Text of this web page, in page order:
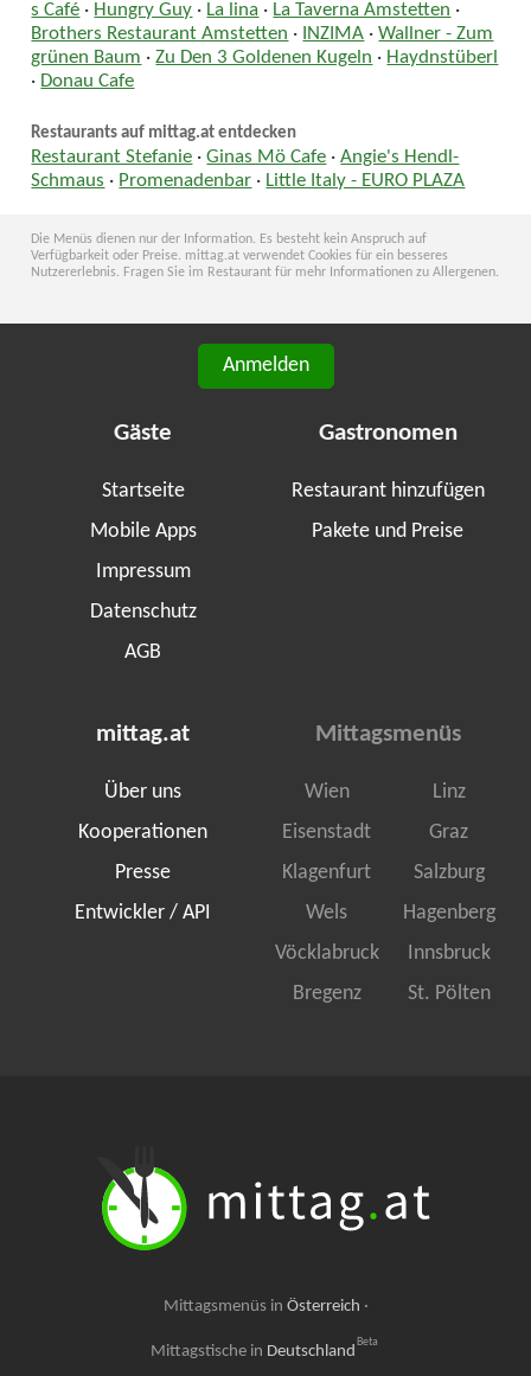
s Café · Hungry Guy · La lina · La Taverna Amstetten ·
Brothers Restaurant Amstetten · INZIMA ·Wallner - Zum
grünen Baum ·Zu Den 3 Goldenen Kugeln · Haydnstüberl
· Donau Cafe
Restaurants auf mittag.at entdecken
Restaurant Stefanie ·Ginas Mö Cafe ·Angie's Hendl-
Schmaus · Promenadenbar · Little Italy - EURO PLAZA
Die Menüs dienen nur der Information. Es besteht kein Anspruch auf
Verfügbarkeit oder Preise. mittag.at verwendet Cookies für ein besseres
Nutzererlebnis. Fragen Sie im Restaurant für mehr Informationen zu Allergenen.
Anmelden
Gäste
Startseite
Mobile Apps
Impressum
Datenschutz
AGB
Gastronomen
Restaurant hinzufügen
Pakete und Preise
mittag.at
Über uns
Kooperationen
Presse
Entwickler / API
Mittagsmenüs
Wien
Linz
Eisenstadt
Graz
Klagenfurt
Salzburg
Wels
Hagenberg
Vöcklabruck
Innsbruck
Bregenz
St. Pölten
Mittagsmenüs in Österreich ·
Mittagstische in Deutschland Beta